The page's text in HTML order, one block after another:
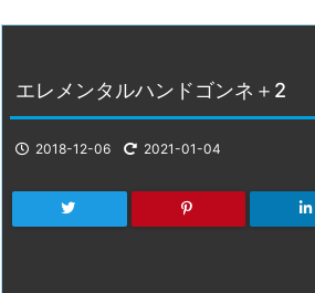
エレメンタルハンドゴンネ＋2
2018-12-06 2021-01-04